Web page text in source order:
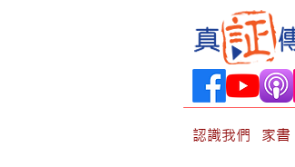
認識我們 家書